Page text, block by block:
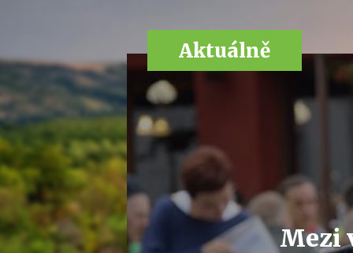
Aktuálně
Mezi